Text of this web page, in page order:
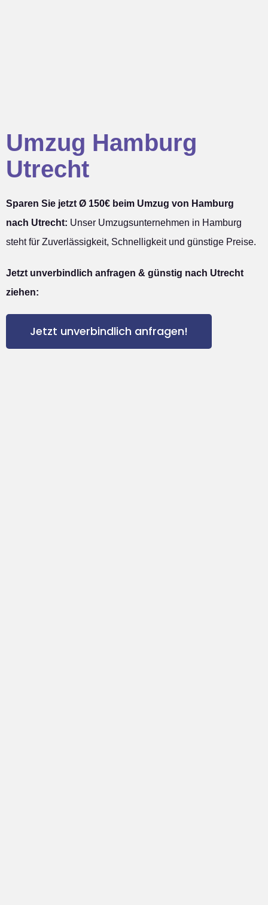
Umzug Hamburg
Utrecht
Sparen Sie jetzt Ø 150€ beim Umzug von Hamburg
nach Utrecht: Unser Umzugsunternehmen in Hamburg
steht für Zuverlässigkeit, Schnelligkeit und günstige Preise.
Jetzt unverbindlich anfragen & günstig nach Utrecht
ziehen:
Jetzt unverbindlich anfragen!